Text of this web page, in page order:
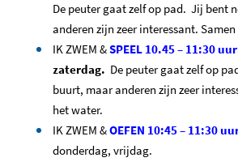
De peuter gaat zelf op pad. Jij bent
anderen zijn zeer interessant.
IK ZWEM &SPEEL 10.45 – 11:30 uur
zaterdag. De peuter gaat zelf op
buurt, maar anderen zijn zeer
het water.
IK ZWEM &OEFEN 10:45 – 11:30
donderdag, vrijdag.